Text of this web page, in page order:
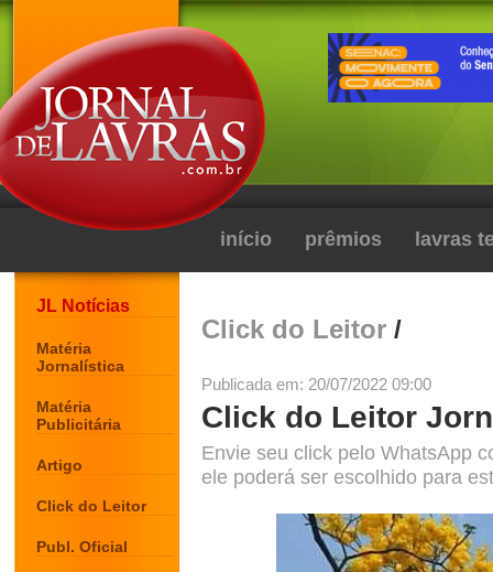
início prêmios lavras
JL Notícias
Matéria
Jornalística
Matéria
Publicitária
Artigo
Click do Leitor
Publ. Oficial
Click do Leitor /
Publicada em: 20/07/2022 09:00
Click do Leitor
Envie seu click pelo WhatsApp
ele poderá ser escolhido para